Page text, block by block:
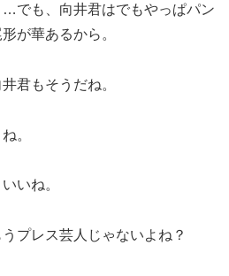
…でも、向井君はでもやっぱパン
が華あるから。
君もそうだね。
。
いね。
うプレス芸人じゃないよね？